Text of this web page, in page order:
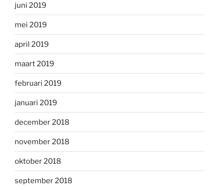
juni 2019
mei 2019
april 2019
maart 2019
februari 2019
januari 2019
december 2018
november 2018
oktober 2018
september 2018